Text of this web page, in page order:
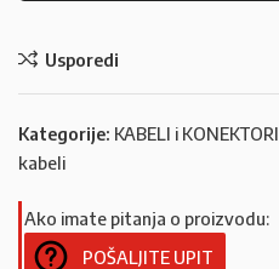
Usporedi
Kategorije: KABELI i KONEKTORI
kabeli
Ako imate pitanja o proizvodu:
POŠALJITE UPIT